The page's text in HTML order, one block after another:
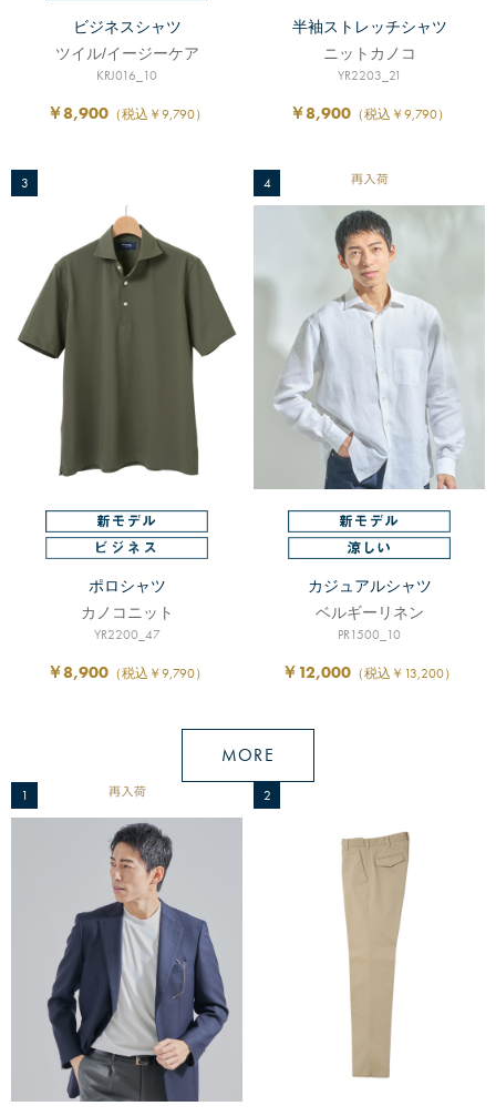
ビジネスシャツ
ツイル/イージーケア
KRJ016_10
￥8,900（税込￥9,790）
半袖ストレッチシャツ
ニットカノコ
YR2203_21
￥8,900（税込￥9,790）
3
ポロシャツ
カノコニット
YR2200_47
￥8,900（税込￥9,790）
4
カジュアルシャツ
ベルギーリネン
PR1500_10
￥12,000 （税込￥13,200）
MORE
1 2